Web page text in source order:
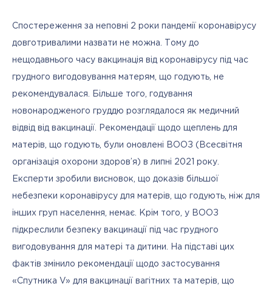
Спостереження за неповні 2 роки пандемії коронавірусу
довготривалими назвати не можна. Тому до
нещодавнього часу вакцинація від коронавірусу під час
грудного вигодовування матерям, що годують, не
рекомендувалася. Більше того, годування
новонародженого груддю розглядалося як медичний
відвід від вакцинації. Рекомендації щодо щеплень для
матерів, що годують, були оновлені ВООЗ (Всесвітня
організація охорони здоров’я) в липні 2021 року.
Експерти зробили висновок, що доказів більшої
небезпеки коронавірусу для матерів, що годують, ніж для
інших груп населення, немає. Крім того, у ВООЗ
підкреслили безпеку вакцинації під час грудного
вигодовування для матері та дитини. На підставі цих
фактів змінило рекомендації щодо застосування
«Спутника V» для вакцинації вагітних та матерів, що